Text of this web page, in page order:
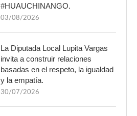
#HUAUCHINANGO.
03/08/2026
La Diputada Local Lupita Vargas
invita a construir relaciones
basadas en el respeto, la igualdad
y la empatía.
30/07/2026